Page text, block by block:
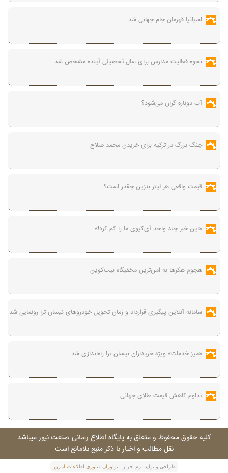
اسپانیا قهرمان جام جهانی شد
نحوه فعالیت مدارس برای سال تحصیلی آینده مشخص شد
آب دوباره گران می‌شود؟
جنگ بزرگ در ترکیه برای خریدن محمد صلاح
قیمت واقعی هر لیتر بنزین چقدر است؟
«این خبر چند واحد آی‌کیوی ما را کم کرد!»
هجوم هکرها به امن‌ترین مخفیگاه بیت‌کوین
سامانه آنلاین پیگیری قرارداد‌ و زمان تحویل خودرو‌های نیسان ترا رونمایی شد
«میز خدمات» ویژه خریداران نیسان ترا راه‌اندازی شد
تداوم کاهش قیمت طلای جهانی
کليه حقوق محفوظ و متعلق به پايگاه اطلاع رسانی صنعت نيوز ميباشد
نقل مطالب و اخبار با ذکر منبع بلامانع است
طراحی و توليد نرم افزار : نوآوران فناوری اطلاعات امروز